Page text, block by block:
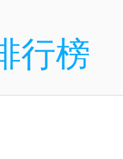
行榜